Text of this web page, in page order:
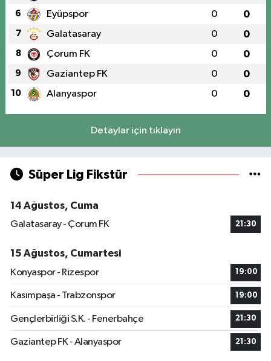
6 Eyüpspor 0 0
7 Galatasaray 0 0
8 Çorum FK 0 0
9 Gaziantep FK 0 0
10 Alanyaspor 0 0
Detaylar için tıklayın
Süper Lig Fikstür
14 Ağustos, Cuma
Galatasaray - Çorum FK
21:30
15 Ağustos, Cumartesi
Konyaspor - Rizespor
19:00
Kasımpaşa - Trabzonspor 19:00
Gençlerbirliği S.K. - Fenerbahçe 21:30
Gaziantep FK - Alanyaspor 21:30